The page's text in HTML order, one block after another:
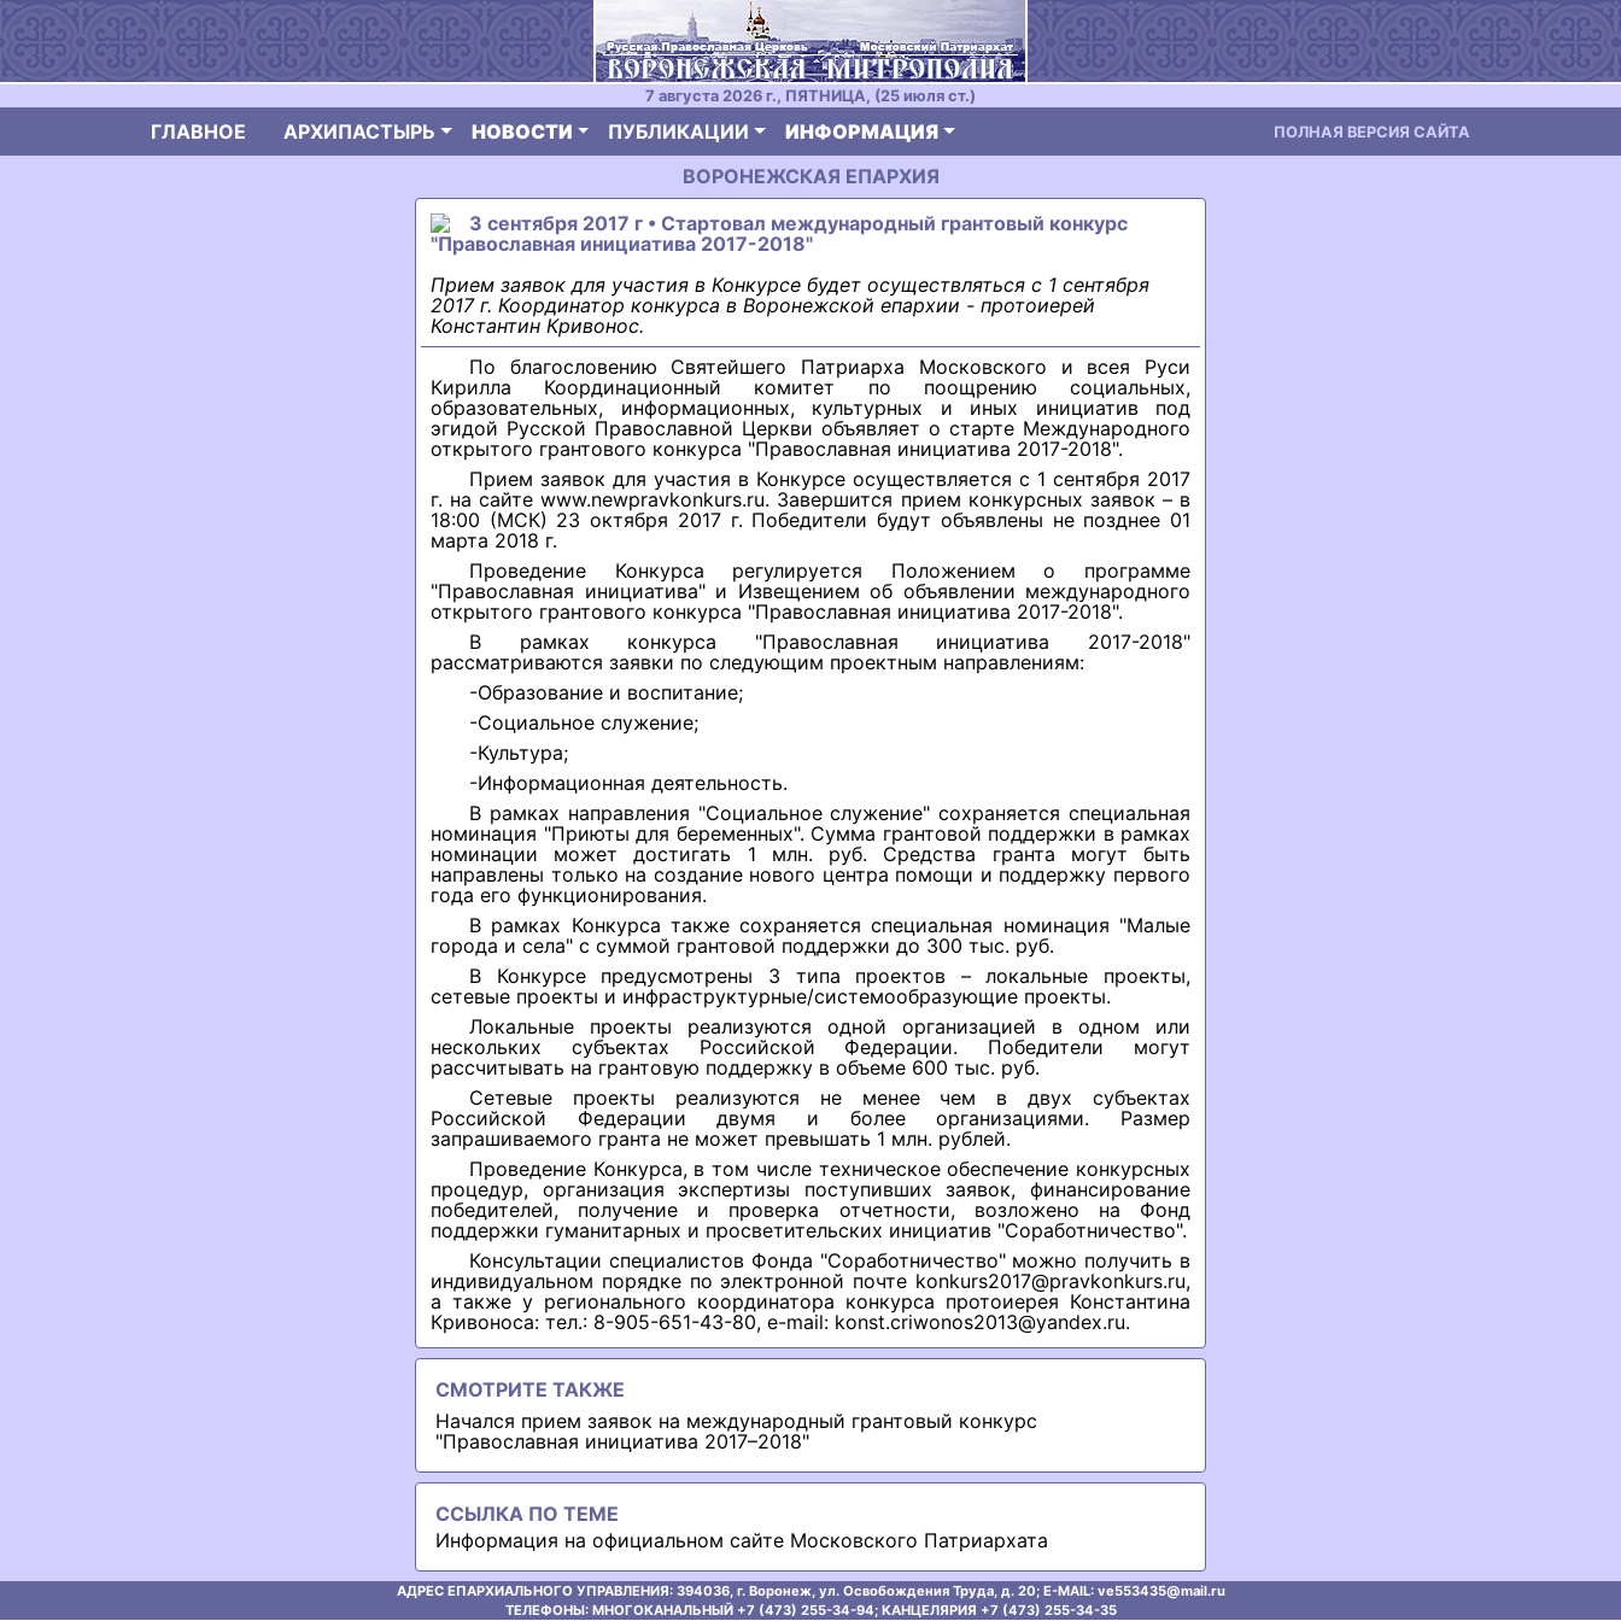
7 августа 2026 г., ПЯТНИЦА, (25 июля ст.)
ГЛАВНОЕ АРХИПАСТЫРЬ НОВОСТИ ПУБЛИКАЦИИ ИНФОРМАЦИЯ ПОЛНАЯ ВЕРСИЯ САЙТА
ВОРОНЕЖСКАЯ ЕПАРХИЯ
3 сентября 2017 г • Стартовал международный грантовый конкурс
"Православная инициатива 2017-2018"
Прием заявок для участия в Конкурсе будет осуществляться с 1 сентября
2017 г. Координатор конкурса в Воронежской епархии - протоиерей
Константин Кривонос.
По благословению Святейшего Патриарха Московского и всея Руси
Кирилла Координационный комитет по поощрению социальных,
образовательных, информационных, культурных и иных инициатив под
эгидой Русской Православной Церкви объявляет о старте Международного
открытого грантового конкурса "Православная инициатива 2017-2018".
Прием заявок для участия в Конкурсе осуществляется с 1 сентября 2017
г. на сайте www.newpravkonkurs.ru. Завершится прием конкурсных заявок – в
18:00 (МСК) 23 октября 2017 г. Победители будут объявлены не позднее 01
марта 2018 г.
Проведение Конкурса регулируется Положением о программе
"Православная инициатива" и Извещением об объявлении международного
открытого грантового конкурса "Православная инициатива 2017-2018".
В рамках конкурса "Православная инициатива 2017-2018"
рассматриваются заявки по следующим проектным направлениям:
-Образование и воспитание;
-Социальное служение;
-Культура;
-Информационная деятельность.
В рамках направления "Социальное служение" сохраняется специальная
номинация "Приюты для беременных". Сумма грантовой поддержки в рамках
номинации может достигать 1 млн. руб. Средства гранта могут быть
направлены только на создание нового центра помощи и поддержку первого
года его функционирования.
В рамках Конкурса также сохраняется специальная номинация "Малые
города и села" с суммой грантовой поддержки до 300 тыс. руб.
В Конкурсе предусмотрены 3 типа проектов – локальные проекты,
сетевые проекты и инфраструктурные/системообразующие проекты.
Локальные проекты реализуются одной организацией в одном или
нескольких субъектах Российской Федерации. Победители могут
рассчитывать на грантовую поддержку в объеме 600 тыс. руб.
Сетевые проекты реализуются не менее чем в двух субъектах
Российской Федерации двумя и более организациями. Размер
запрашиваемого гранта не может превышать 1 млн. рублей.
Проведение Конкурса, в том числе техническое обеспечение конкурсных
процедур, организация экспертизы поступивших заявок, финансирование
победителей, получение и проверка отчетности, возложено на Фонд
поддержки гуманитарных и просветительских инициатив "Соработничество".
Консультации специалистов Фонда "Соработничество" можно получить в
индивидуальном порядке по электронной почте konkurs2017@pravkonkurs.ru,
а также у регионального координатора конкурса протоиерея Константина
Кривоноса: тел.: 8-905-651-43-80, e-mail: konst.criwonos2013@yandex.ru.
СМОТРИТЕ ТАКЖЕ
Начался прием заявок на международный грантовый конкурс
"Православная инициатива 2017–2018"
ССЫЛКА ПО ТЕМЕ
Информация на официальном сайте Московского Патриархата
АДРЕС ЕПАРХИАЛЬНОГО УПРАВЛЕНИЯ: 394036, г. Воронеж, ул. Освобождения Труда, д. 20; E-MAIL: ve553435@mаil.ru
ТЕЛЕФОНЫ: МНОГОКАНАЛЬНЫЙ +7 (473) 255-34-94; КАНЦЕЛЯРИЯ +7 (473) 255-34-35